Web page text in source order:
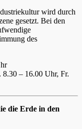
wird durch
gesetzt. Bei den
des
– 16.00 Uhr, Fr.
die Erde in den